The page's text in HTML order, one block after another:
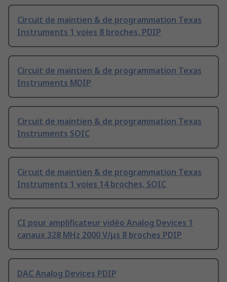
Circuit de maintien & de programmation Texas
Instruments 1 voies 8 broches, PDIP
Circuit de maintien & de programmation Texas
Instruments MDIP
Circuit de maintien & de programmation Texas
Instruments SOIC
Circuit de maintien & de programmation Texas
Instruments 1 voies 14 broches, SOIC
CI pour amplificateur vidéo Analog Devices 1
canaux 328 MHz 2000 V/μs 8 broches PDIP
DAC Analog Devices PDIP